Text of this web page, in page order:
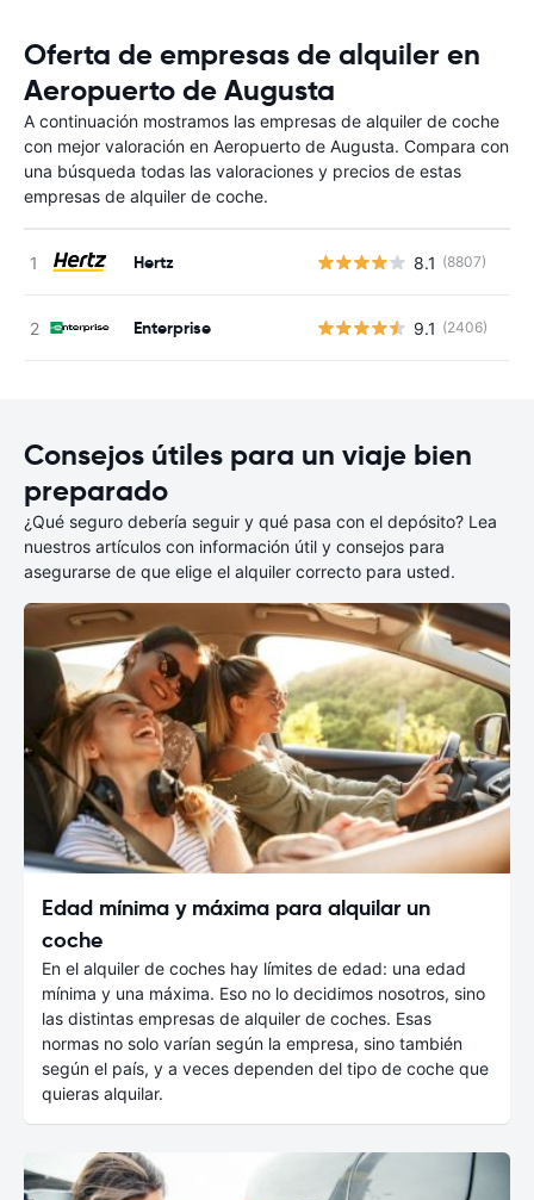
Oferta de empresas de alquiler en
Aeropuerto de Augusta
A continuación mostramos las empresas de alquiler de coche
con mejor valoración en Aeropuerto de Augusta. Compara con
una búsqueda todas las valoraciones y precios de estas
empresas de alquiler de coche.
Hertz 8.1 (8807)
Enterprise 9.1 (2406)
Consejos útiles para un viaje bien
preparado
¿Qué seguro debería seguir y qué pasa con el depósito? Lea
nuestros artículos con información útil y consejos para
asegurarse de que elige el alquiler correcto para usted.
Edad mínima y máxima para alquilar un
coche
En el alquiler de coches hay límites de edad: una edad
mínima y una máxima. Eso no lo decidimos nosotros, sino
las distintas empresas de alquiler de coches. Esas
normas no solo varían según la empresa, sino también
según el país, y a veces dependen del tipo de coche que
quieras alquilar.